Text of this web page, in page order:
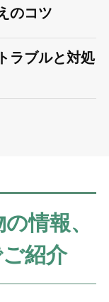
のコツ
ラブルと対処
情報、
紹介